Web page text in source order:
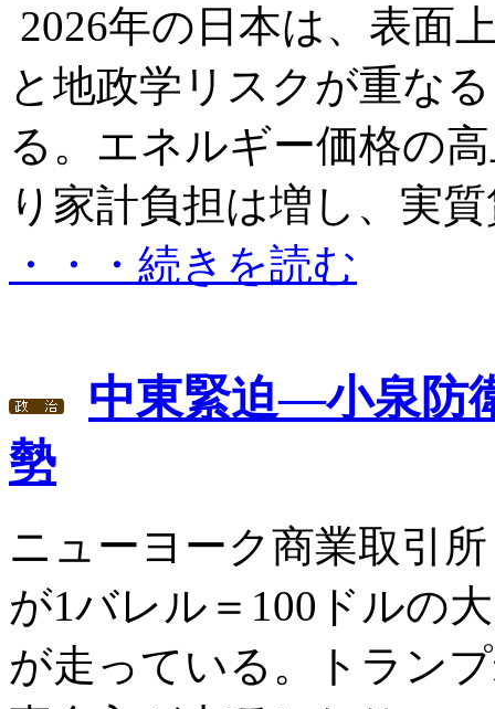
2026年の日本は、表面
と地政学リスクが重な
る。エネルギー価格の
り家計負担は増し、実
・・・続きを読む
中東緊迫―小泉防
勢
ニューヨーク商業取引
が1バレル＝100ドルの
が走っている。トラン